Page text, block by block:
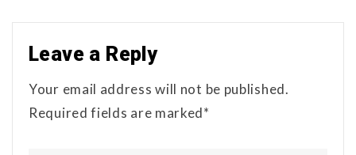
Leave a Reply
Your email address will not be published.
Required fields are marked*